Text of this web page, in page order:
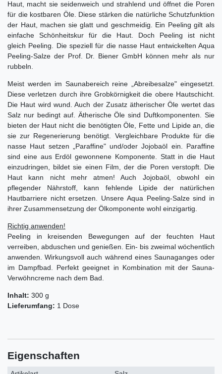
Haut, macht sie seidenweich und strahlend und öffnet die Poren
für die kostbaren Öle. Diese stärken die natürliche Schutzfunktion
der Haut, machen sie glatt und geschmeidig. Ein Peeling gilt als
einfache Schönheitskur für die Haut. Doch Peeling ist nicht
gleich Peeling. Die speziell für die nasse Haut entwickelten Aqua
Peeling-Salze der Prof. Dr. Biener GmbH können mehr als nur
rubbeln.
Meist werden im Saunabereich reine „Abreibesalze" eingesetzt.
Diese verletzen durch ihre Grobkörnigkeit die obere Hautschicht.
Die Haut wird wund. Auch der Zusatz ätherischer Öle wertet das
Salz nur bedingt auf. Ätherische Öle sind Duftkomponenten. Sie
bieten der Haut nicht die benötigten Öle, Fette und Lipide an, die
sie zur Regenerierung benötigt. Vergleichbare Produkte für die
nasse Haut setzen „Paraffine" und/oder Jojobaöl ein. Paraffine
sind eine aus Erdöl gewonnene Komponente. Statt in die Haut
einzudringen, bildet sie einen Film, der die Poren verstopft. Die
Haut kann nicht mehr atmen! Auch Jojobaöl, obwohl ein
pflegender Nährstoff, kann fehlende Lipide der natürlichen
Hautbarriere nicht ersetzen. Unsere Aqua Peeling-Salze sind in
ihrer Zusammensetzung der Ölkomponente wohl einzigartig.
Richtig anwenden!
Peeling in kreisenden Bewegungen auf der feuchten Haut
verreiben, abduschen und genießen. Ein- bis zweimal wöchentlich
anwenden. Wirkungsvoll auch während eines Saunaganges oder
im Dampfbad. Perfekt geeignet in Kombination mit der Sauna-
Verwöhncreme nach dem Bad.
Inhalt: 300 g
Lieferumfang: 1 Dose
Eigenschaften